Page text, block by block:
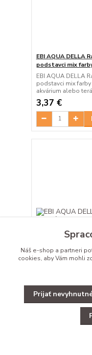
EBI AQUA DELLA
podstavci mix
EBI AQUA DELLA
podstavci mix
akvárium alebo
3,37 €
EBI AQUA DELLA
zelená 25cm
Ozdobte svoje
skvelými rastlinami
Náš e-shop a partneri
cookies, aby Vám mohli
Prijať